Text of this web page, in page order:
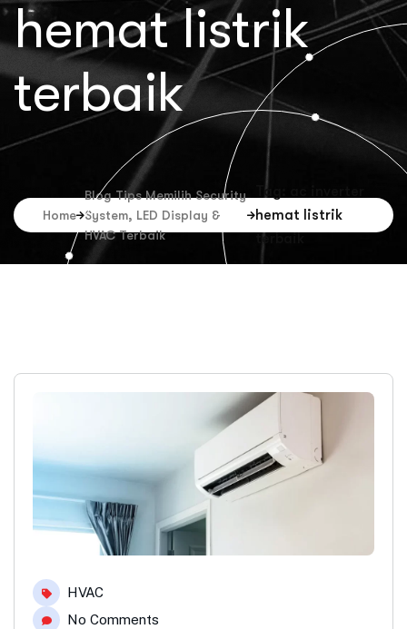
hemat listrik
terbaik
Home
Blog Tips Memilih Security
System, LED Display &
HVAC Terbaik
Tag: ac inverter
hemat listrik
HVAC
No Comments